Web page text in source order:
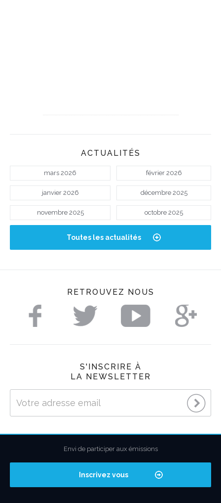
ACTUALITÉS
mars 2026 février 2026
janvier 2026 décembre 2025
novembre 2025 octobre 2025
Toutes les actualités
RETROUVEZ NOUS
S'INSCRIRE À
LA NEWSLETTER
Envi de participer aux émissions
Inscrivez vous